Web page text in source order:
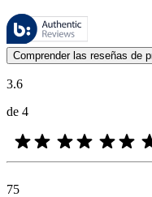
Estas reseñas las gestiona
Las opiniones de los
Comprender las reseñas de
3.6
de 4
75